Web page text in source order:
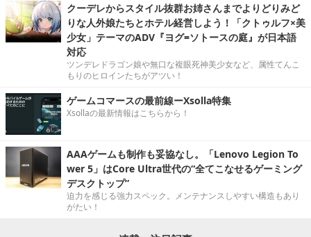
クーデレからスタイル抜群お姉さんまでよりどりみど
りな人外娘たちとホテル経営しよう！「クトゥルフ×美
少女」テーマのADV『ヨグ=ソトースの庭』が日本語
対応
ツンデレドラゴン娘や無口な複眼死神美少女など、属性てんこ
もりのヒロインたちがアツい！
ゲームコマースの最前線ーXsolla特集
Xsollaの最新情報はこちらから！
AAAゲームも制作も妥協なし。「Lenovo Legion To
wer 5」はCore Ultra世代の“全てこなせるゲーミング
デスクトップ”
迫力を感じる強力スペック。メンテナンスしやすい構造もあり
がたい！